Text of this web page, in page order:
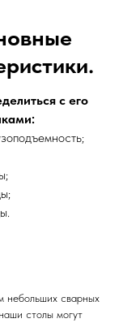
с его
небольших сварных
столы могут